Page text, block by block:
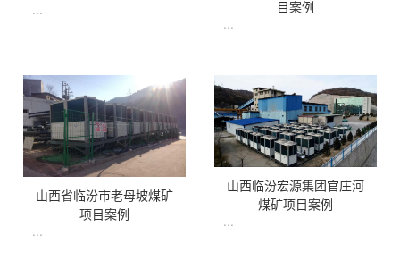
...
目案例
...
山西省临汾市老母坡煤矿
项目案例
...
山西临汾宏源集团官庄河
煤矿项目案例
...